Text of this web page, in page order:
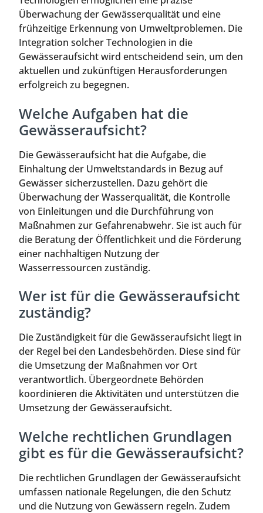
Überwachung der Gewässerqualität und eine
frühzeitige Erkennung von Umweltproblemen. Die
Integration solcher Technologien in die
Gewässeraufsicht wird entscheidend sein, um den
aktuellen und zukünftigen Herausforderungen
erfolgreich zu begegnen.
Welche Aufgaben hat die
Gewässeraufsicht?
Die Gewässeraufsicht hat die Aufgabe, die
Einhaltung der Umweltstandards in Bezug auf
Gewässer sicherzustellen. Dazu gehört die
Überwachung der Wasserqualität, die Kontrolle
von Einleitungen und die Durchführung von
Maßnahmen zur Gefahrenabwehr. Sie ist auch für
die Beratung der Öffentlichkeit und die Förderung
einer nachhaltigen Nutzung der
Wasserressourcen zuständig.
Wer ist für die Gewässeraufsicht
zuständig?
Die Zuständigkeit für die Gewässeraufsicht liegt in
der Regel bei den Landesbehörden. Diese sind für
die Umsetzung der Maßnahmen vor Ort
verantwortlich. Übergeordnete Behörden
koordinieren die Aktivitäten und unterstützen die
Umsetzung der Gewässeraufsicht.
Welche rechtlichen Grundlagen
gibt es für die Gewässeraufsicht?
Die rechtlichen Grundlagen der Gewässeraufsicht
umfassen nationale Regelungen, die den Schutz
und die Nutzung von Gewässern regeln. Zudem